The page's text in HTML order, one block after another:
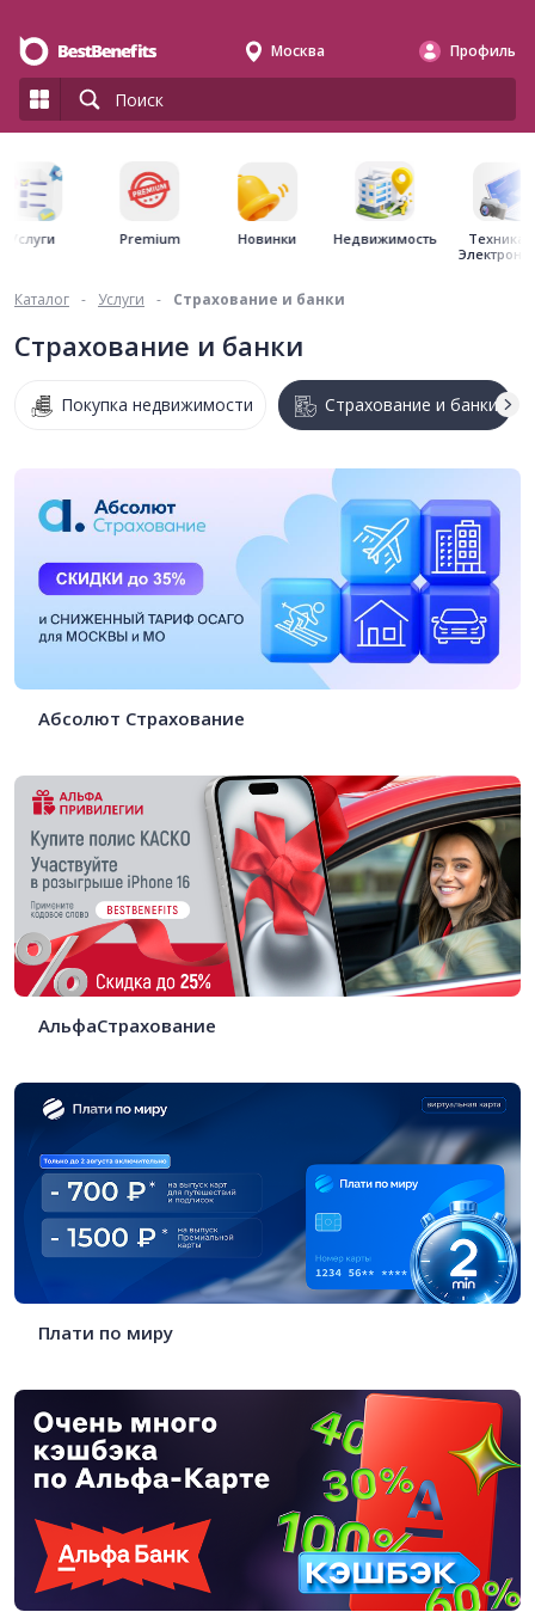
Москва Профиль
Услуги Premium Новинки Недвижимость
Техника
Каталог - Услуги - Страхование и банки
Страхование и банки
Покупка недвижимости Страхование и банки
Абсолют Страхование
АльфаСтрахование
Плати по миру